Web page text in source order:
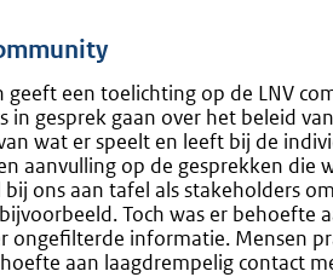
geeft een toelichting op de LNV
in gesprek gaan over het beleid
wat er speelt en leeft bij de
aanvulling op de gesprekken die
ons aan tafel als stakeholders
Toch was er behoefte
ongefilterde informatie. Mensen
aan laagdrempelig contact